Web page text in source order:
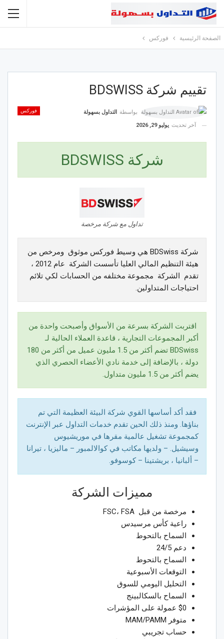
الصفحة الرئيسية فوركس
تقييم شركة BDSWISS
فوركس بواسطة
التداول بسهولة
آخر تحديث يوليو 29, 2026
شركة BDSWISS
تداول مع شركة مرخصة
شركة BDSwiss هي وسيط فوركس موثوق ومرخص من
هيئة التنظيم المالي العليا تأسست الشركة عام 2012 ،
تقدم الشركة مجموعة مختلفه من الحسابات لكي تلائم
احتياجات المتداولين.
اقتربت الشركة بسرعة من الأسواق وأصبحت واحدة من
أكبر المجموعات التجارية ، قاعدة العملاء الحالية لـ
BDSwiss تضم أكثر من 1.5 مليون عميل من أكثر من 180
دولة ، بالإضافة إلى خدمة نادي الأعضاء الحصري الذي
يضم أكثر من 1.5 مليون متداول.
فقد أكد أساسها القوي شركة البيئة العظيمة التي تم
بناؤها. ومنذ ذلك الحين تقدم خدمات التداول عبر الإنترنت
كمجموعة تشغيل عالمية مقرها في موريشيوس
وسيشيل. – ولديها مكاتب في كوالالمبور – ماليزيا ، تيرانا
– ألبانيا ، بريشتينا – كوسوفو.
مميزات الشركة
مرخصة من قبل FSC، FSA
راعية كأس مرسيدس
السماح بالتحوط
دعم 24/5
السماح بالتحوط
التوقعات الأسبوعية
التحليل اليومي للسوق
السماح بالسكالبينج
$0 عمولة على المؤشرات
متوفر MAM/PAMM
حساب تجريبي